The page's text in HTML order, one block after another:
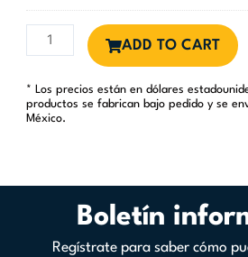
an
Expedition
ADD TO CART
* Los precios están en dólares
productos se fabrican bajo pedido y se
México.
Boletín
Regístrate para saber cómo